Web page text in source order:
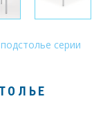
серии